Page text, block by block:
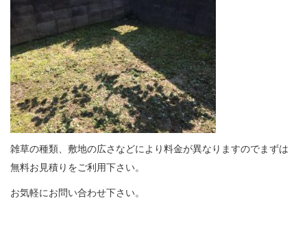
雑草の種類、敷地の広さなどにより料金が異なりますのでまずは
無料お見積りをご利用下さい。
お気軽にお問い合わせ下さい。